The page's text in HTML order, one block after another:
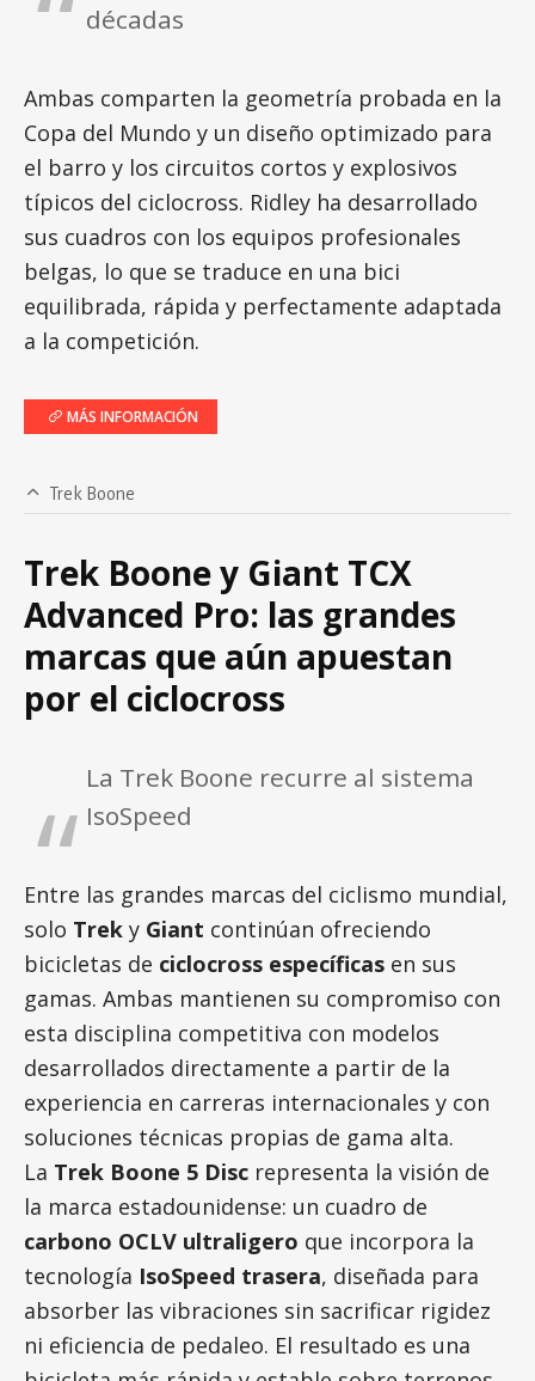
décadas
Ambas comparten la geometría probada en la
Copa del Mundo y un diseño optimizado para
el barro y los circuitos cortos y explosivos
típicos del ciclocross. Ridley ha desarrollado
sus cuadros con los equipos profesionales
belgas, lo que se traduce en una bici
equilibrada, rápida y perfectamente adaptada
a la competición.
MÁS INFORMACIÓN
Trek Boone
Trek Boone y Giant TCX
Advanced Pro: las grandes
marcas que aún apuestan
por el ciclocross
La Trek Boone recurre al sistema
IsoSpeed
Entre las grandes marcas del ciclismo mundial,
solo Trek y Giant continúan ofreciendo
bicicletas de ciclocross específicas en sus
gamas. Ambas mantienen su compromiso con
esta disciplina competitiva con modelos
desarrollados directamente a partir de la
experiencia en carreras internacionales y con
soluciones técnicas propias de gama alta.
La Trek Boone 5 Disc representa la visión de
la marca estadounidense: un cuadro de
carbono OCLV ultraligero que incorpora la
tecnología IsoSpeed trasera, diseñada para
absorber las vibraciones sin sacrificar rigidez
ni eficiencia de pedaleo. El resultado es una